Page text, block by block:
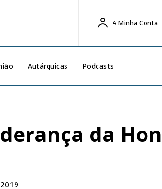
A Minha Conta
Autárquicas Podcasts
da